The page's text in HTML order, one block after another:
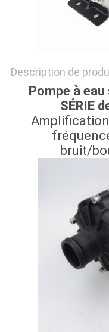
SOUMISSION
PLAN
POLITIQUE
Description de
Pompe à
SÉRIE
bruit/